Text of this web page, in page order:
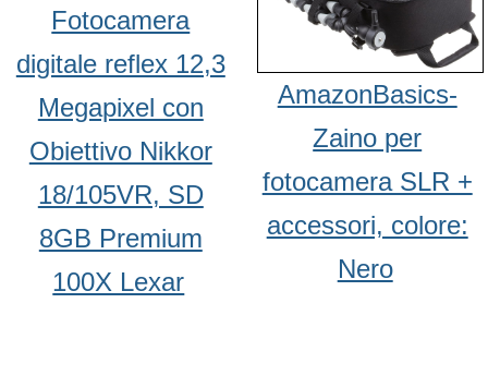
Fotocamera
digitale reflex 12,3
Megapixel con
Obiettivo Nikkor
18/105VR, SD
8GB Premium
100X Lexar
AmazonBasics-
Zaino per
fotocamera SLR +
accessori, colore:
Nero